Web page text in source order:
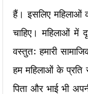
हैं। इसलिए महिलाओं
चाहिए। महिलाओं में
वस्तुत: हमारी
हम महिलाओं के प्रति
पिता और भाई भी